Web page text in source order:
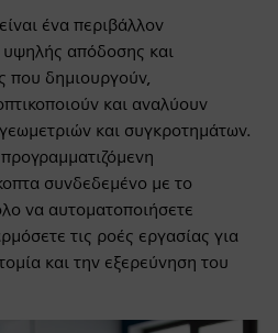
ένα περιβάλλον
απόδοσης και
που δημιουργούν,
και αναλύουν
και συγκροτημάτων.
συνδεδεμένο με το
να αυτοματοποιήσετε
τις ροές εργασίας για
και την εξερεύνηση του